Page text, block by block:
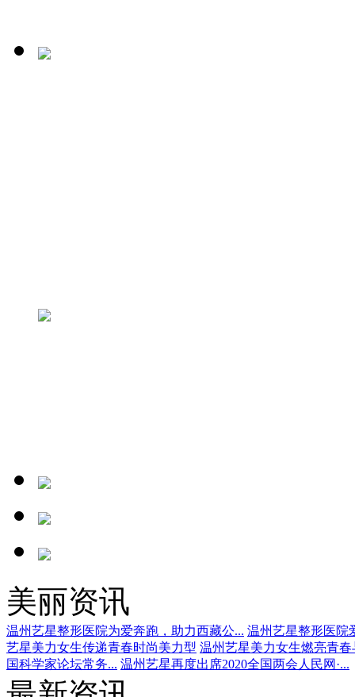
美丽资讯
温州艺星整形医院为爱奔跑，助力西藏公... 温州艺星整形医院
艺星美力女生传递青春时尚美力型 温州艺星美力女生燃亮青春
国科学家论坛常务... 温州艺星再度出席2020全国两会人民网·...